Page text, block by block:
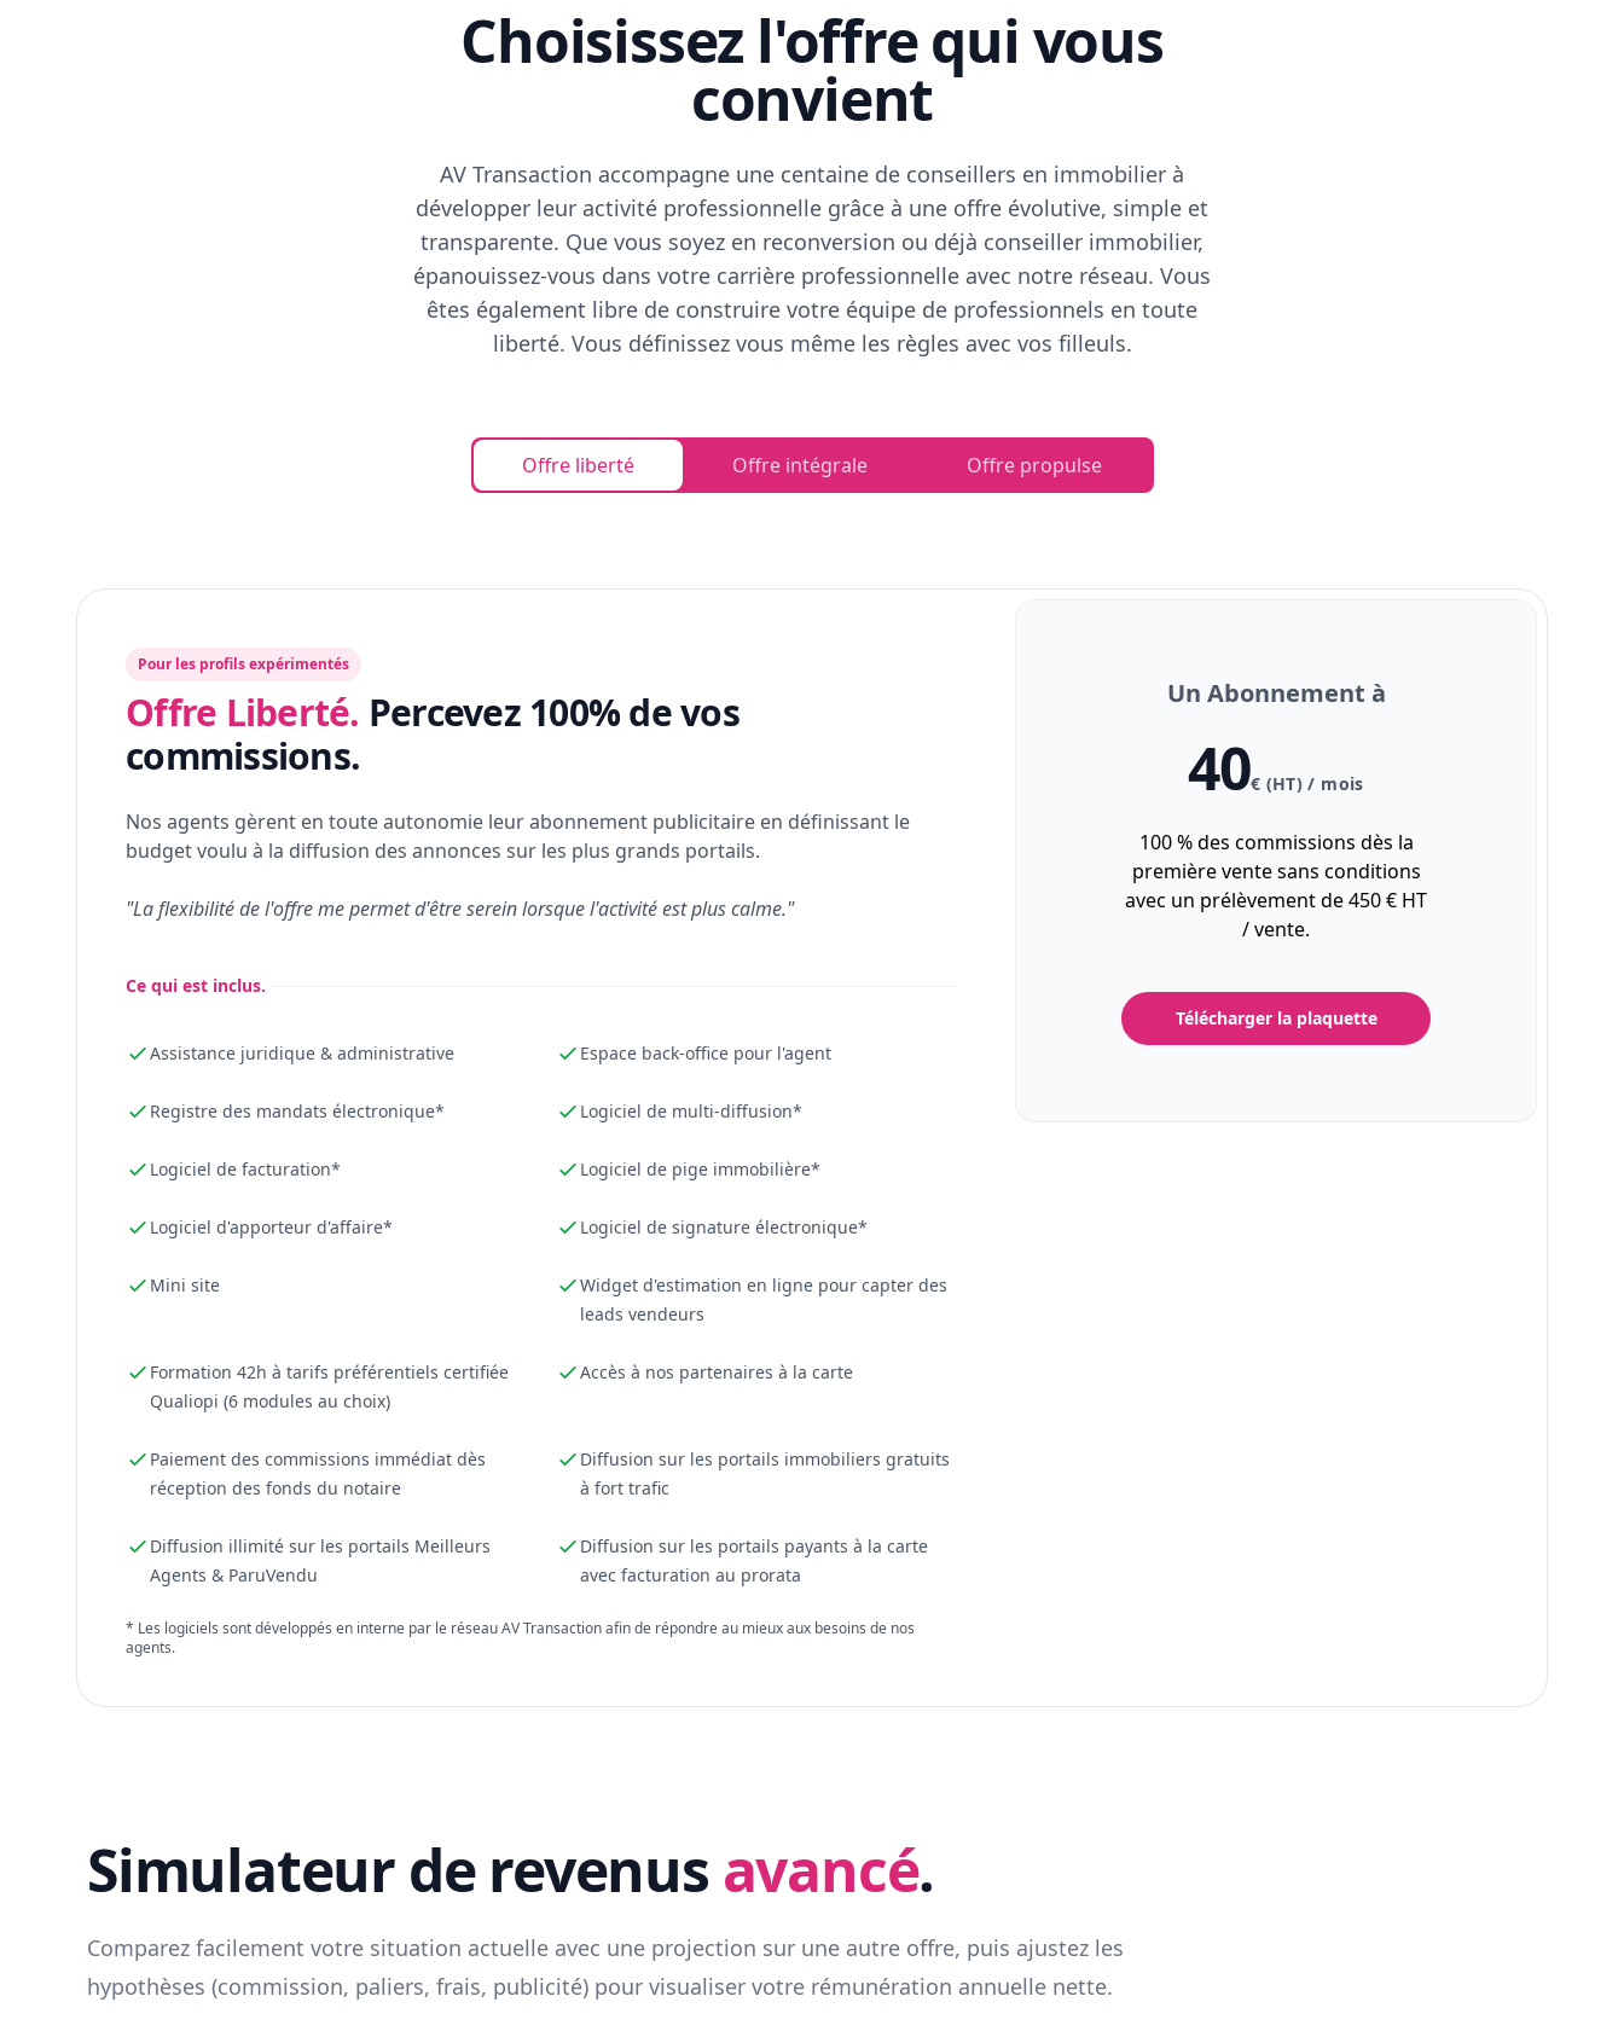
Choisissez l'offre qui vous
convient
AV Transaction accompagne une centaine de conseillers en immobilier à
développer leur activité professionnelle grâce à une offre évolutive, simple et
transparente. Que vous soyez en reconversion ou déjà conseiller immobilier,
épanouissez-vous dans votre carrière professionnelle avec notre réseau. Vous
êtes également libre de construire votre équipe de professionnels en toute
liberté. Vous définissez vous même les règles avec vos filleuls.
Offre liberté Offre intégrale Offre propulse
Pour les profils expérimentés
Offre Liberté. Percevez 100% de vos
commissions.
Nos agents gèrent en toute autonomie leur abonnement publicitaire en définissant le
budget voulu à la diffusion des annonces sur les plus grands portails.
"La flexibilité de l'offre me permet d'être serein lorsque l'activité est plus calme."
Ce qui est inclus.
Assistance juridique & administrative Espace back-office pour l'agent
Registre des mandats électronique* Logiciel de multi-diffusion*
Logiciel de facturation* Logiciel de pige immobilière*
Logiciel d'apporteur d'affaire* Logiciel de signature électronique*
Mini site
Widget d'estimation en ligne pour capter des
leads vendeurs
Formation 42h à tarifs préférentiels certifiée
Qualiopi (6 modules au choix)
Accès à nos partenaires à la carte
Paiement des commissions immédiat dès
réception des fonds du notaire
Diffusion sur les portails immobiliers gratuits
à fort trafic
Diffusion illimité sur les portails Meilleurs
Agents & ParuVendu
Diffusion sur les portails payants à la carte
avec facturation au prorata
* Les logiciels sont développés en interne par le réseau AV Transaction afin de répondre au mieux aux besoins de nos
agents.
Un Abonnement à
40€ (HT) / mois
100 % des commissions dès la
première vente sans conditions
avec un prélèvement de 450 € HT
/ vente.
Télécharger la plaquette
Simulateur de revenus avancé.
Comparez facilement votre situation actuelle avec une projection sur une autre offre, puis ajustez les
hypothèses (commission, paliers, frais, publicité) pour visualiser votre rémunération annuelle nette.